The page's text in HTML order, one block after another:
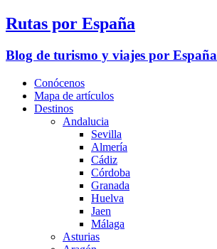
Rutas por España
Blog de turismo y viajes por España
Conócenos
Mapa de artículos
Destinos
Andalucia
Sevilla
Almería
Cádiz
Córdoba
Granada
Huelva
Jaen
Málaga
Asturias